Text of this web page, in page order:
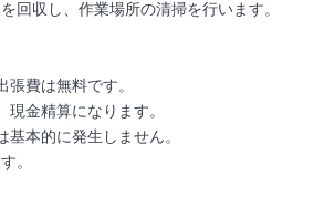
回収し、作業場所の清掃を行います。
費は無料です。
金精算になります。
本的に発生しません。
。